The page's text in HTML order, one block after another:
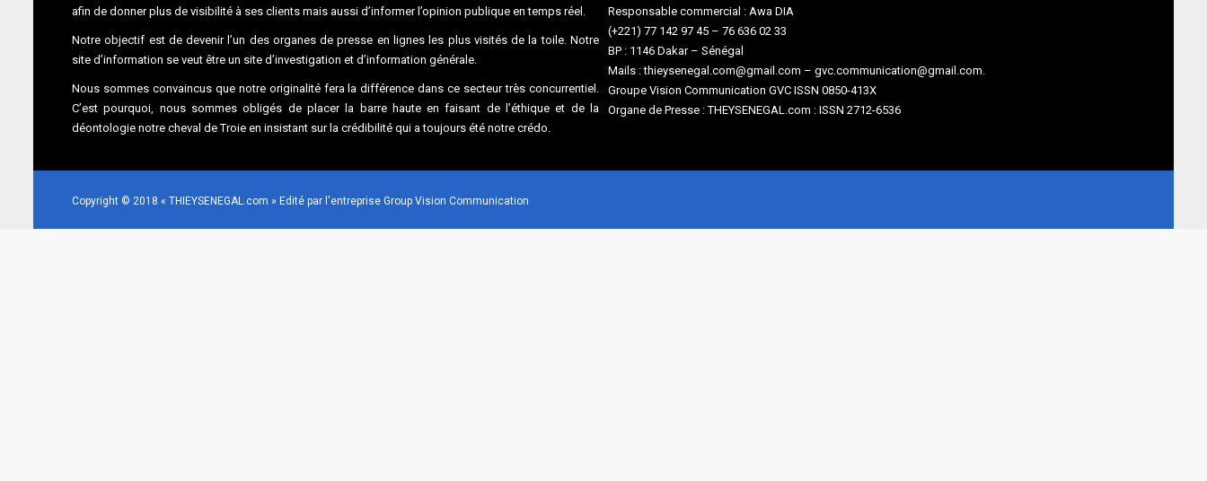
afin de donner plus de visibilité à ses clients mais aussi d’informer l’opinion publique en temps réel.
Notre objectif est de devenir l’un des organes de presse en lignes les plus visités de la toile. Notre
site d’information se veut être un site d’investigation et d’information générale.
Nous sommes convaincus que notre originalité fera la différence dans ce secteur très concurrentiel.
C’est pourquoi, nous sommes obligés de placer la barre haute en faisant de l’éthique et de la
déontologie notre cheval de Troie en insistant sur la crédibilité qui a toujours été notre crédo.
Responsable commercial : Awa DIA
(+221) 77 142 97 45 – 76 636 02 33
BP : 1146 Dakar – Sénégal
Mails : thieysenegal.com@gmail.com – gvc.communication@gmail.com.
Groupe Vision Communication GVC ISSN 0850-413X
Organe de Presse : THEYSENEGAL.com : ISSN 2712-6536
Copyright © 2018 « THIEYSENEGAL.com » Edité par l'entreprise Group Vision Communication